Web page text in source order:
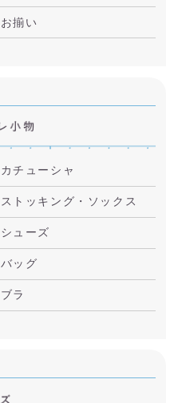
お揃い
カチューシャ
ストッキング・ソックス
シューズ
バッグ
ブラ